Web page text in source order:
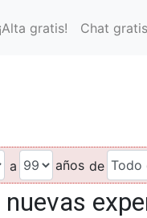
¡Alta gratis! Chat gratis
a años de